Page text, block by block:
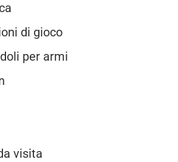
di gioco
per armi
visita